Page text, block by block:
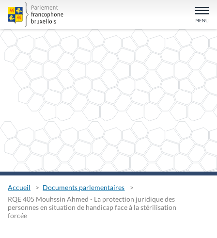
Accueil
Documents parlementaires
RQE 405 Mouhssin Ahmed - La protection juridique des
personnes en situation de handicap face à la stérilisation
forcée